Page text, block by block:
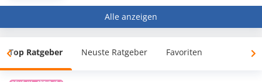
Alle anzeigen
Top Ratgeber Neuste Ratgeber Favoriten